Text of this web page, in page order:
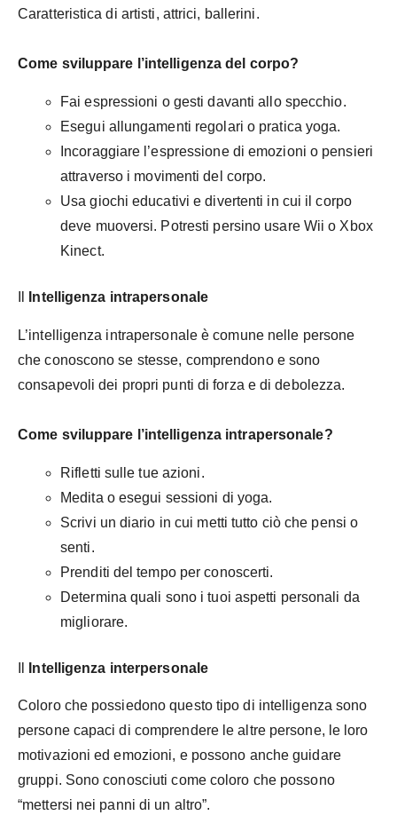
Caratteristica di artisti, attrici, ballerini.
Come sviluppare l’intelligenza del corpo?
Fai espressioni o gesti davanti allo specchio.
Esegui allungamenti regolari o pratica yoga.
Incoraggiare l’espressione di emozioni o pensieri
attraverso i movimenti del corpo.
Usa giochi educativi e divertenti in cui il corpo
deve muoversi. Potresti persino usare Wii o Xbox
Kinect.
Intelligenza intrapersonale
L’intelligenza intrapersonale è comune nelle persone
che conoscono se stesse, comprendono e sono
consapevoli dei propri punti di forza e di debolezza.
Come sviluppare l’intelligenza intrapersonale?
Rifletti sulle tue azioni.
Medita o esegui sessioni di yoga.
Scrivi un diario in cui metti tutto ciò che pensi o
senti.
Prenditi del tempo per conoscerti.
Determina quali sono i tuoi aspetti personali da
migliorare.
Intelligenza interpersonale
Coloro che possiedono questo tipo di intelligenza sono
persone capaci di comprendere le altre persone, le loro
motivazioni ed emozioni, e possono anche guidare
gruppi. Sono conosciuti come coloro che possono
“mettersi nei panni di un altro”.